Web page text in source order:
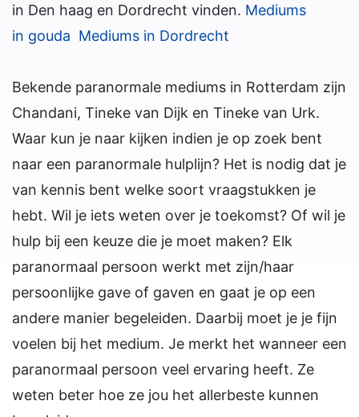
in Den haag en Dordrecht vinden. Mediums
in gouda Mediums in Dordrecht
Bekende paranormale mediums in Rotterdam zijn
Chandani, Tineke van Dijk en Tineke van Urk.
Waar kun je naar kijken indien je op zoek bent
naar een paranormale hulplijn? Het is nodig dat je
van kennis bent welke soort vraagstukken je
hebt. Wil je iets weten over je toekomst? Of wil je
hulp bij een keuze die je moet maken? Elk
paranormaal persoon werkt met zijn/haar
persoonlijke gave of gaven en gaat je op een
andere manier begeleiden. Daarbij moet je je fijn
voelen bij het medium. Je merkt het wanneer een
paranormaal persoon veel ervaring heeft. Ze
weten beter hoe ze jou het allerbeste kunnen